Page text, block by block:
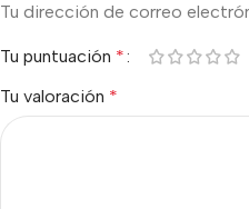
Tu dirección de correo
Tu puntuación *
Tu valoración *